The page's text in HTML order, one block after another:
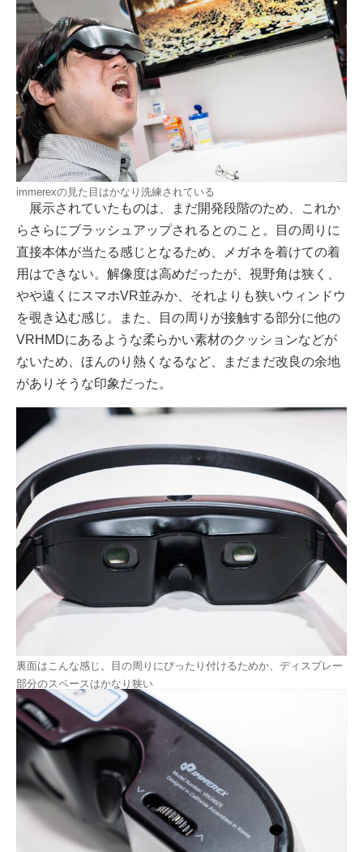
immerexの見た目はかなり洗練されている
展示されていたものは、まだ開発段階のため、これか
らさらにブラッシュアップされるとのこと。目の周りに
直接本体が当たる感じとなるため、メガネを着けての着
用はできない。解像度は高めだったが、視野角は狭く、
やや遠くにスマホVR並みか、それよりも狭いウィンドウ
を覗き込む感じ。また、目の周りが接触する部分に他の
VRHMDにあるような柔らかい素材のクッションなどが
ないため、ほんのり熱くなるなど、まだまだ改良の余地
がありそうな印象だった。
裏面はこんな感じ。目の周りにぴったり付けるためか、ディスプレー
部分のスペースはかなり狭い